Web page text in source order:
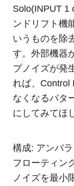
Solo(INPUT 1
ンドリフト機
いうものを除
す。外部機器
プノイズが発
れば、Control
なくなるパタ
にしてみてほ
構成: アンバ
フローティン
ノイズを最小